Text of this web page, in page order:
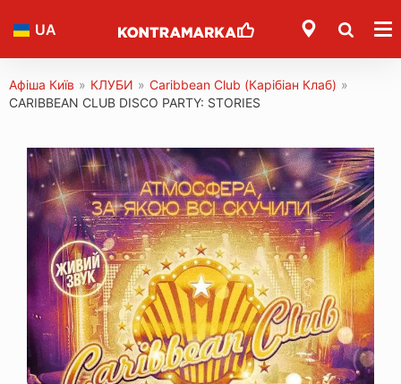
UA
Афіша Київ » КЛУБИ » Caribbean Club (Карібіан Клаб) »
CARIBBEAN CLUB DISCO PARTY: STORIES